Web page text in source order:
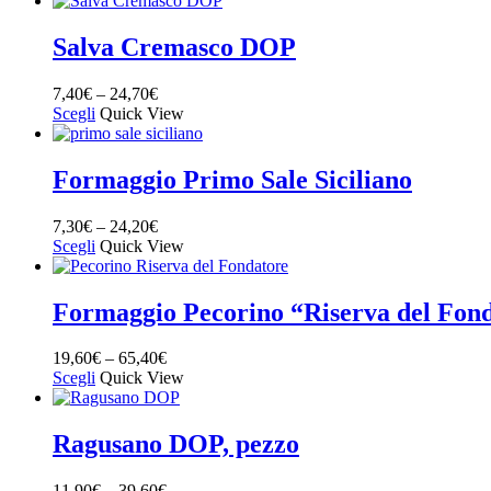
Salva Cremasco DOP
7,40€ – 24,70€
Scegli Quick View
Formaggio Primo Sale Siciliano
7,30€ – 24,20€
Scegli Quick View
Formaggio Pecorino “Riserva del
19,60€ – 65,40€
Scegli Quick View
Ragusano DOP, pezzo